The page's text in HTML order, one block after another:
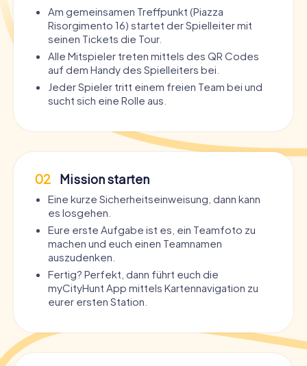
Am gemeinsamen Treffpunkt (Piazza
Risorgimento 16) startet der Spielleiter mit
seinen Tickets die Tour.
Alle Mitspieler treten mittels des QR Codes
auf dem Handy des Spielleiters bei.
Jeder Spieler tritt einem freien Team bei und
sucht sich eine Rolle aus.
02 Mission starten
Eine kurze Sicherheitseinweisung, dann kann
es losgehen.
Eure erste Aufgabe ist es, ein Teamfoto zu
machen und euch einen Teamnamen
auszudenken.
Fertig? Perfekt, dann führt euch die
myCityHunt App mittels Kartennavigation zu
eurer ersten Station.